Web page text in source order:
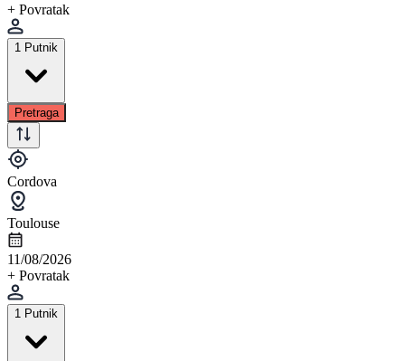
+ Povratak
1 Putnik
Pretraga
Cordova
Toulouse
11/08/2026
+ Povratak
1 Putnik